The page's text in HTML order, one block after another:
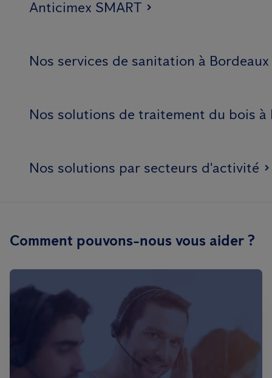
Anticimex SMART
Nos services de sanitation à Bordeaux
Nos solutions de traitement du bois à
Nos solutions par secteurs d'activité
Comment pouvons-nous vous aider ?